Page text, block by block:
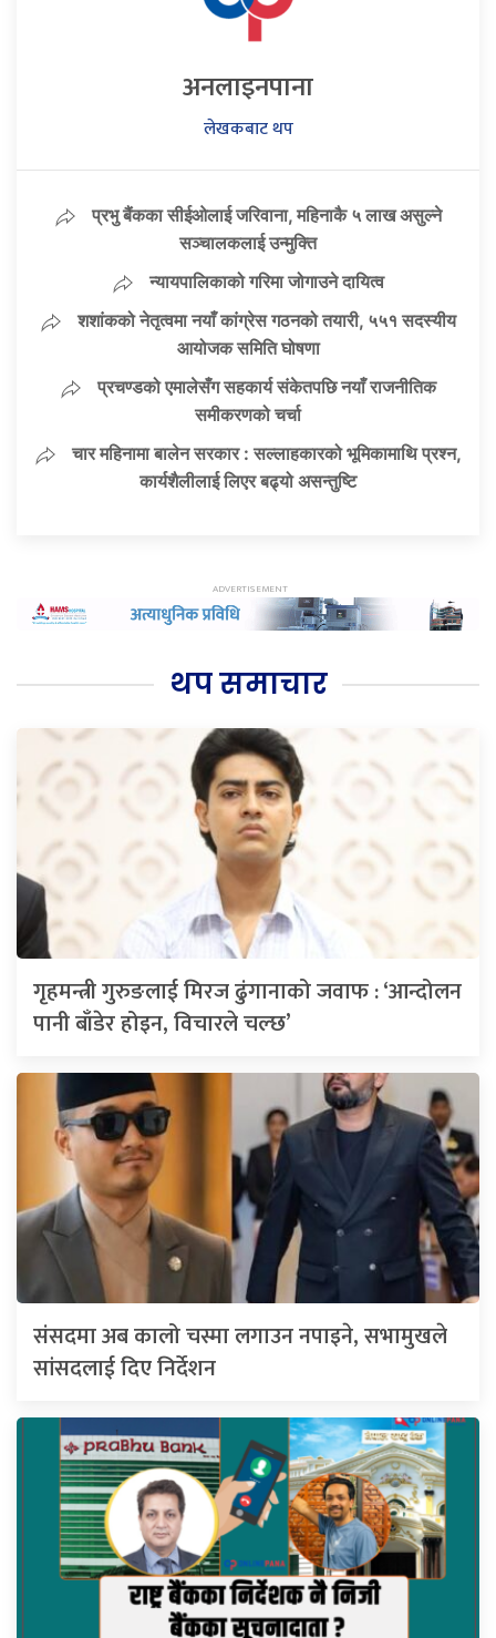
अनलाइनपाना
लेखकबाट थप
प्रभु बैंकका सीईओलाई जरिवाना, महिनाकै ५ लाख असुल्ने
सञ्चालकलाई उन्मुक्ति
न्यायपालिकाको गरिमा जोगाउने दायित्व
शशांकको नेतृत्वमा नयाँ कांग्रेस गठनको तयारी, ५५१ सदस्यीय
आयोजक समिति घोषणा
प्रचण्डको एमालेसँग सहकार्य संकेतपछि नयाँ राजनीतिक
समीकरणको चर्चा
चार महिनामा बालेन सरकार : सल्लाहकारको भूमिकामाथि प्रश्न,
कार्यशैलीलाई लिएर बढ्यो असन्तुष्टि
थप समाचार
गृहमन्त्री गुरुङलाई मिरज ढुंगानाको जवाफ : ‘आन्दोलन
पानी बाँडेर होइन, विचारले चल्छ’
संसदमा अब कालो चस्मा लगाउन नपाइने, सभामुखले
सांसदलाई दिए निर्देशन